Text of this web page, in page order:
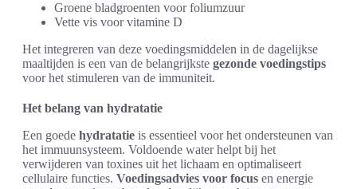
Groene bladgroenten voor foliumzuur
Vette vis voor vitamine D
Het integreren van deze voedingsmiddelen in de dagelijkse
maaltijden is een van de belangrijkste gezonde voedingstips
voor het stimuleren van de immuniteit.
Het belang van hydratatie
Een goede hydratatie is essentieel voor het ondersteunen van
het immuunsysteem. Voldoende water helpt bij het
verwijderen van toxines uit het lichaam en optimaliseert
cellulaire functies. Voedingsadvies voor focus en energie